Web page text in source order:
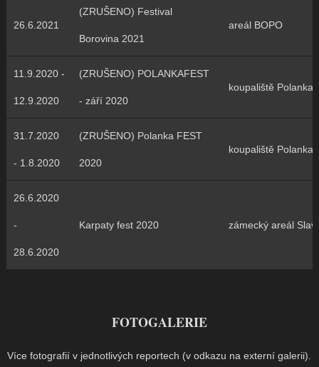
26.6.2021
(ZRUŠENO) Festival
Borovina 2021
areál BOPO
11.9.2020 -
12.9.2020
(ZRUŠENO) POLANKAFEST
- září 2020
koupaliště Polanka
31.7.2020
- 1.8.2020
(ZRUŠENO) Polanka FEST
2020
koupaliště Polanka
26.6.2020
-
28.6.2020
Karpaty fest 2020 zámecký areál
FOTOGALERIE
Více fotografií v jednotlivých reportech (v odkazu na externí galerii).